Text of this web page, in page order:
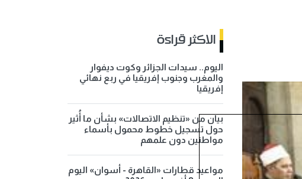
الاكثر قراءة
اليوم.. سيدات الجزائر وكوت ديفوار
والمغرب وجنوب إفريقيا في ربع نهائي
إفريقيا
بيان من «تنظيم الاتصالات» بشأن ما أُثير
حول تسجيل خطوط محمول بأسماء
مواطنين دون علمهم
مواعيد قطارات «القاهرة - أسوان» اليوم